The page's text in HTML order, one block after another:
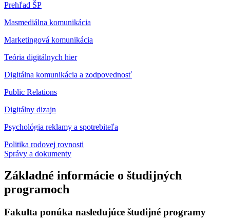
Prehľad ŠP
Masmediálna komunikácia
Marketingová komunikácia
Teória digitálnych hier
Digitálna komunikácia a zodpovednosť
Public Relations
Digitálny dizajn
Psychológia reklamy a spotrebiteľa
Politika rodovej rovnosti
Správy a dokumenty
Základné informácie o študijných
programoch
Fakulta ponúka nasledujúce študijné programy